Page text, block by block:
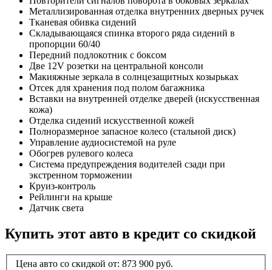
Металлизированная отделка внутренних дверных ручек
Тканевая обивка сидений
Складывающаяся спинка второго ряда сидений в
пропорции 60/40
Передний подлокотник с боксом
Две 12V розетки на центральной консоли
Макияжные зеркала в солнцезащитных козырьках
Отсек для хранения под полом багажника
Вставки на внутренней отделке дверей (искусственная
кожа)
Отделка сидений искусственной кожей
Полноразмерное запасное колесо (стальной диск)
Управление аудиосистемой на руле
Обогрев рулевого колеса
Система предупреждения водителей сзади при
экстренном торможении
Круиз-контроль
Рейлинги на крыше
Датчик света
Купить этот авто в кредит со скидкой
Цена авто со скидкой от: 873 900 руб.